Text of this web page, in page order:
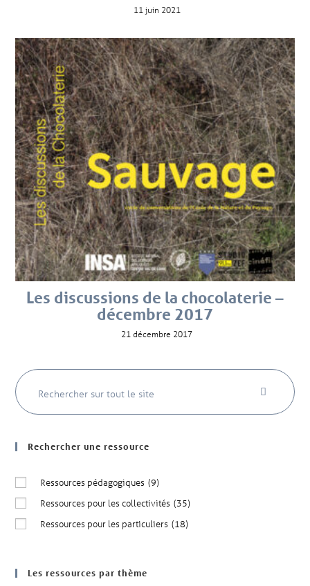
11 juin 2021
Les discussions de la chocolaterie –
décembre 2017
21 décembre 2017
Rechercher une ressource
Ressources pédagogiques (9)
Ressources pour les collectivités (35)
Ressources pour les particuliers (18)
Les ressources par thème